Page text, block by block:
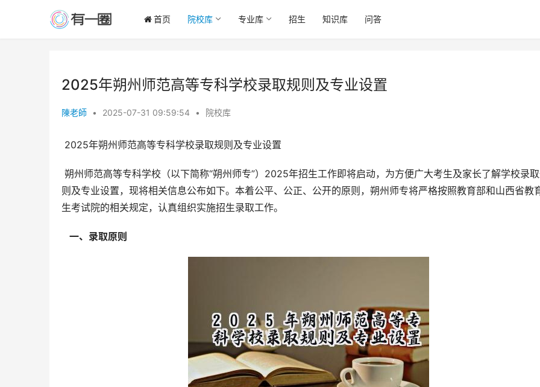
首页 院校库 专业库 招生 知识库 问答
2025年朔州师范高等专科学校录取规则及专业设置
陳老師 • 2025-07-31 09:59:54 • 院校库
2025年朔州师范高等专科学校录取规则及专业设置
则及专业设置，现将相关信息公布如下。本着公平、公正、公开的原则，朔州师专将严格按照教育部和山西省教
生考试院的相关规定，认真组织实施招生录取工作。
  一、录取原则